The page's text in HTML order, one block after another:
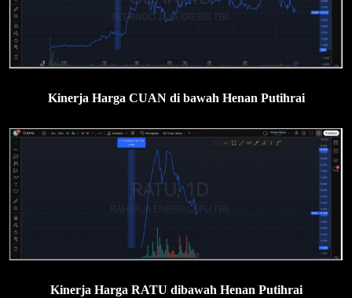
Kinerja Harga CUAN di bawah Henan Putihrai
Kinerja Harga RATU dibawah Henan Putihrai